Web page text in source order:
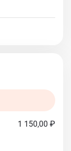
1 150,00 ₽